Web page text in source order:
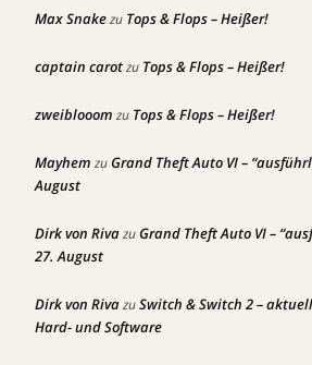
Max Snakezu Tops & Flops – Heißer!
captain carotzu Tops & Flops – Heißer!
zweiblooom zu Tops & Flops – Heißer!
Mayhem zuGrand Theft Auto VI –
August
Dirk von RivazuGrand Theft Auto VI –
27. August
Dirk von RivazuSwitch & Switch 2 –
Hard- und Software